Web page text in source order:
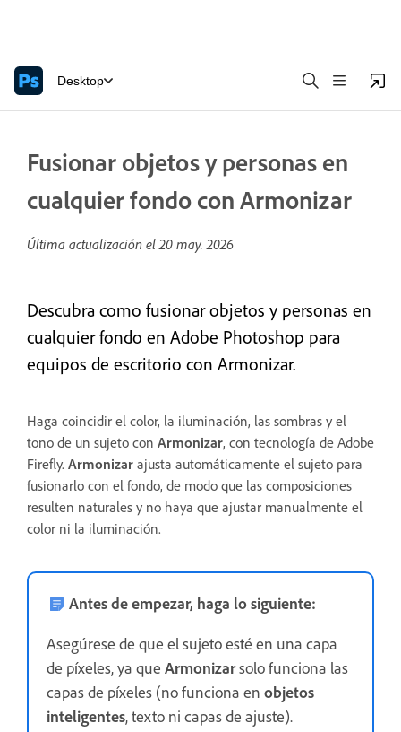
Desktop
Fusionar objetos y personas en
cualquier fondo con Armonizar
Última actualización el20 may. 2026
Descubra como fusionar objetos y personas en
cualquier fondo en Adobe Photoshop para
equipos de escritorio con Armonizar.
Haga coincidir el color, la iluminación, las sombras y el
tono de un sujeto con Armonizar, con tecnología de Adobe
Firefly. Armonizar ajusta automáticamente el sujeto para
fusionarlo con el fondo, de modo que las composiciones
resulten naturales y no haya que ajustar manualmente el
color ni la iluminación.
Antes de empezar, haga lo siguiente:
Asegúrese de que el sujeto esté en una capa
de píxeles, ya que Armonizarsolo funciona las
capas de píxeles (no funciona en objetos
inteligentes, texto ni capas de ajuste).